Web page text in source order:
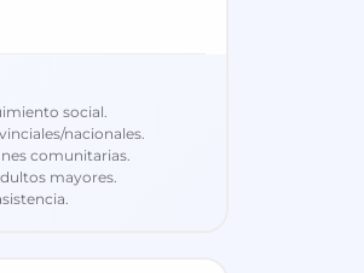
social.
nacionales.
comunitarias.
mayores.